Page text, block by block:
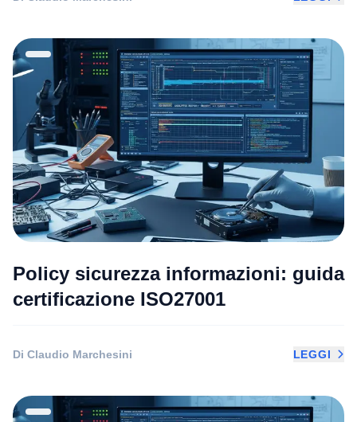
Policy sicurezza informazioni: guida
certificazione ISO27001
Di Claudio Marchesini LEGGI